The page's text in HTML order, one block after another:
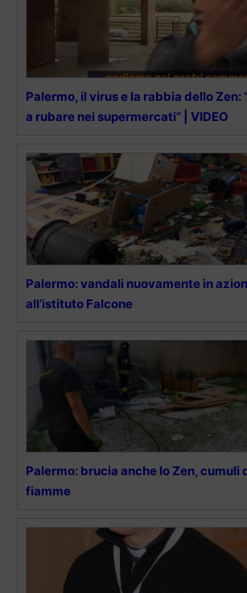
Palermo, il virus e la rabbia dello Zen:
a rubare nei supermercati” | VIDEO
Palermo: vandali nuovamente in
all’istituto Falcone
Palermo: brucia anche lo Zen, cumuli
fiamme